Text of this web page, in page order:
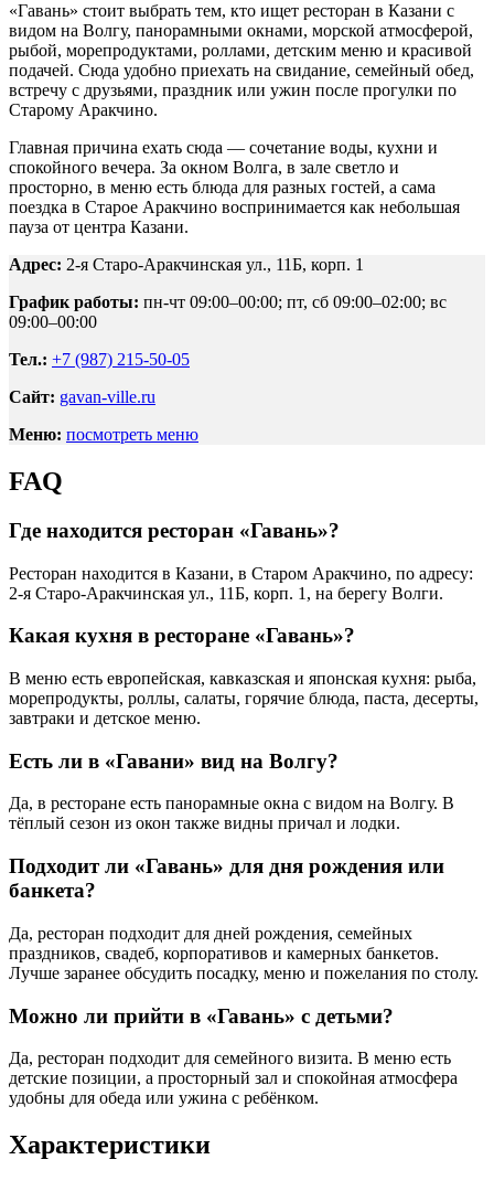
«Гавань» стоит выбрать тем, кто ищет ресторан в Казани с
видом на Волгу, панорамными окнами, морской атмосферой,
рыбой, морепродуктами, роллами, детским меню и красивой
подачей. Сюда удобно приехать на свидание, семейный обед,
встречу с друзьями, праздник или ужин после прогулки по
Старому Аракчино.
Главная причина ехать сюда — сочетание воды, кухни и
спокойного вечера. За окном Волга, в зале светло и
просторно, в меню есть блюда для разных гостей, а сама
поездка в Старое Аракчино воспринимается как небольшая
пауза от центра Казани.
Адрес: 2-я Старо-Аракчинская ул., 11Б, корп. 1
График работы: пн-чт 09:00–00:00; пт, сб 09:00–02:00; вс
09:00–00:00
Тел.: +7 (987) 215-50-05
Сайт: gavan-ville.ru
Меню: посмотреть меню
FAQ
Где находится ресторан «Гавань»?
Ресторан находится в Казани, в Старом Аракчино, по адресу:
2-я Старо-Аракчинская ул., 11Б, корп. 1, на берегу Волги.
Какая кухня в ресторане «Гавань»?
В меню есть европейская, кавказская и японская кухня: рыба,
морепродукты, роллы, салаты, горячие блюда, паста, десерты,
завтраки и детское меню.
Есть ли в «Гавани» вид на Волгу?
Да, в ресторане есть панорамные окна с видом на Волгу. В
тёплый сезон из окон также видны причал и лодки.
Подходит ли «Гавань» для дня рождения или
банкета?
Да, ресторан подходит для дней рождения, семейных
праздников, свадеб, корпоративов и камерных банкетов.
Лучше заранее обсудить посадку, меню и пожелания по столу.
Можно ли прийти в «Гавань» с детьми?
Да, ресторан подходит для семейного визита. В меню есть
детские позиции, а просторный зал и спокойная атмосфера
удобны для обеда или ужина с ребёнком.
Характеристики